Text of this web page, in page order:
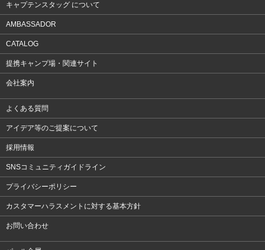
キャプテンスタッグ について
AMBASSADOR
CATALOG
提携キャンプ場・関連サイト
会社案内
よくある質問
アイデア等のご提案について
採用情報
SNSコミュニティガイドライン
プライバシーポリシー
カスタマーハラスメントに対する基本方針
お問い合わせ